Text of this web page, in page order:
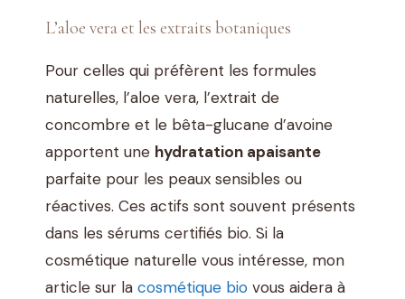
L’aloe vera et les extraits botaniques
Pour celles qui préfèrent les formules
naturelles, l’aloe vera, l’extrait de
concombre et le bêta-glucane d’avoine
apportent une hydratation apaisante
parfaite pour les peaux sensibles ou
réactives. Ces actifs sont souvent présents
dans les sérums certifiés bio. Si la
cosmétique naturelle vous intéresse, mon
article sur la cosmétique bio vous aidera à